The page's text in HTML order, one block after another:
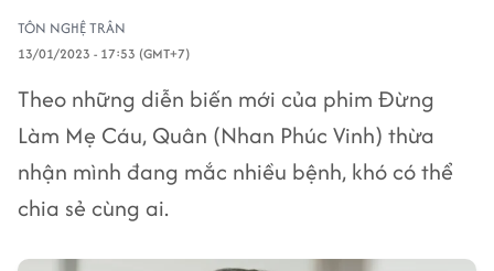
TÔN NGHỆ TRÂN
13/01/2023 - 17:53 (GMT+7)
Theo những diễn biến mới của phim Đừng
Làm Mẹ Cáu, Quân (Nhan Phúc Vinh) thừa
nhận mình đang mắc nhiều bệnh, khó có thể
chia sẻ cùng ai.